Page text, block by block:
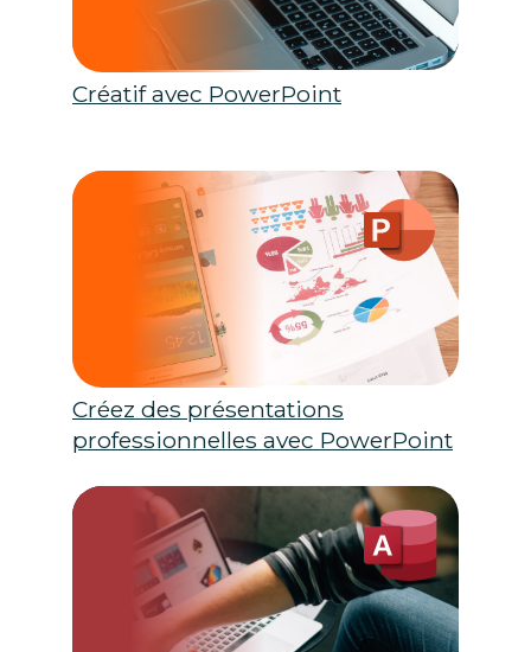
Créatif avec PowerPoint
Créez des présentations
professionnelles avec PowerPoint